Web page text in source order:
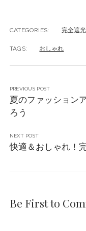
CATEGORIES: 完全遮光
TAGS: おしゃれ
PREVIOUS POST
夏のファッション
ろう
NEXT POST
快適＆おしゃれ！
Be First to